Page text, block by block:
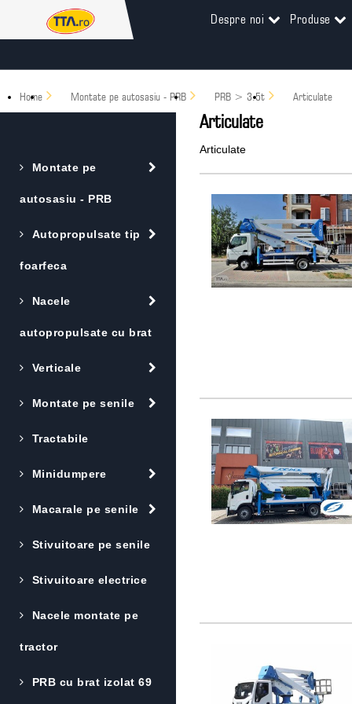
Despre noi Produse
Home Montate pe autosasiu - PRB PRB > 3.5t Articulate
Montate pe
autosasiu - PRB
Autopropulsate tip
foarfeca
Nacele
autopropulsate cu brat
Verticale
Montate pe senile
Tractabile
Minidumpere
Macarale pe senile
Stivuitoare pe senile
Stivuitoare electrice
Nacele montate pe
tractor
PRB cu brat izolat 69
Articulate
Articulate